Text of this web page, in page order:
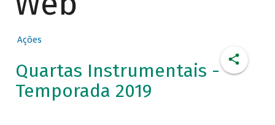
Ações
Quartas Instrumentais -
Temporada 2019